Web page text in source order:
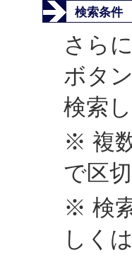
検索条件
さら
ボタ
検索し
※ 複
で区
※ 検
しく